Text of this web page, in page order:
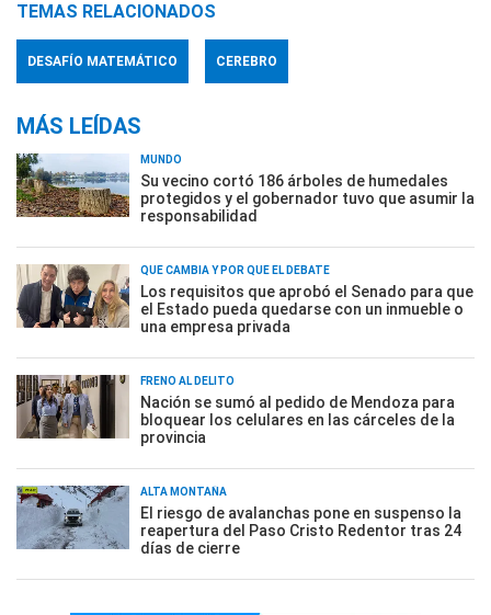
TEMAS RELACIONADOS
DESAFÍO MATEMÁTICO CEREBRO
MÁS LEÍDAS
MUNDO
Su vecino cortó 186 árboles de humedales
protegidos y el gobernador tuvo que asumir la
responsabilidad
QUÉ CAMBIA Y POR QUÉ EL DEBATE
Los requisitos que aprobó el Senado para que
el Estado pueda quedarse con un inmueble o
una empresa privada
FRENO AL DELITO
Nación se sumó al pedido de Mendoza para
bloquear los celulares en las cárceles de la
provincia
ALTA MONTAÑA
El riesgo de avalanchas pone en suspenso la
reapertura del Paso Cristo Redentor tras 24
días de cierre